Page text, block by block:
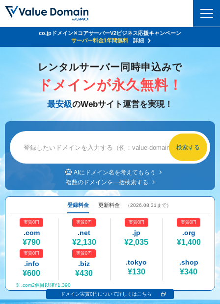
ドメイントップ
ドメイン検索
ドメイン価格一覧
.jpドメインオークション
NEW!
.jpドメインバックオーダー
プレミアムドメイン
人気ドメインの種類
WHOIS検索
レンタルサーバー
サーバートップ
バリューサーバー
XREA
Oneレンタルサーバー
セキュリティ
セキュリティトップ
Value Domain ネットde診断
SSL証明書
サービス
サービストップ
お得意様割引
紹介制度
バリュードメインAPI
ドメイン・ホスティングOEM
ドメインコンシェルジュ
facebook
x
サポート
マニュアル ライブチャット
お問い合わせ
従来のバリュードメインをご利用希望の方
ユーザー登録
従来のバリュードメインをご利用希望の方
Value Domain 24周年キャンペーン
24%OFFクーポンGET＆その他特典あり！
co.jpドメイン✕コアサーバーV2ビジネス応援キャンペーン
サーバー料金1年間無料
詳細
レンタルサーバー同時申込みで
ドメインが永久無料！
最安級のWebサイト運営を実現！
AIにドメイン名を考えてもらう
複数のドメインを一括検索する
登録料金 更新料金 （2026.08.31まで）
実質0円
.com
¥790
実質0円
.net
¥2,130
実質0円
.jp
¥2,035
実質0円
.org
¥1,400
実質0円
.info
¥600
実質0円
.biz
¥430
.tokyo
¥130
.shop
¥340
.com2個目以降¥1,390
ドメイン実質0円について詳しくはこちら